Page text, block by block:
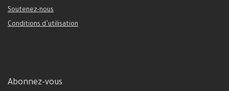
Soutenez-nous
Conditions d’utilisation
Abonnez-vous